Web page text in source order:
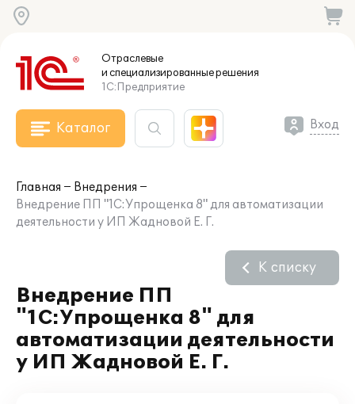
Отраслевые
и специализированныерешения
1С:Предприятие
Каталог Вход
Главная
Внедрения
Внедрение ПП "1С:Упрощенка 8" для автоматизации
деятельности у ИП Жадновой Е. Г.
Внедрение ПП
"1С:Упрощенка 8" для
автоматизации деятельности
у ИП Жадновой Е. Г.
К списку